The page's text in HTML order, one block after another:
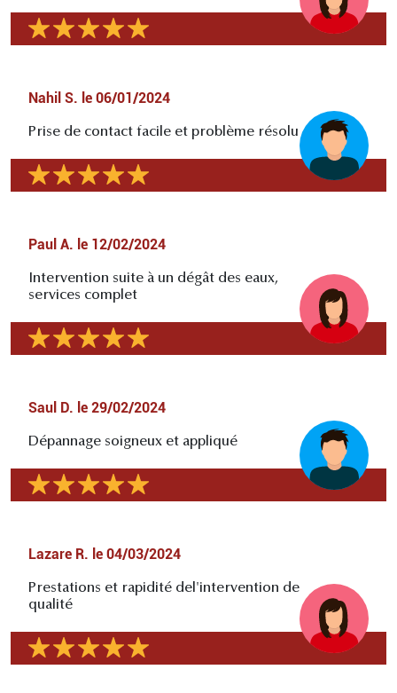
Nahil S. le 06/01/2024
Prise de contact facile et problème résolu
Paul A. le 12/02/2024
Intervention suite à un dégât des eaux,
services complet
Saul D. le 29/02/2024
Dépannage soigneux et appliqué
Lazare R. le 04/03/2024
Prestations et rapidité del'intervention de
qualité